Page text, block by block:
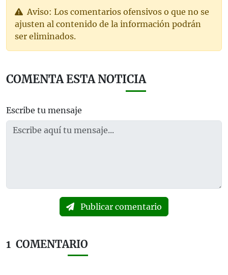
Aviso: Los comentarios ofensivos o que no se
ajusten al contenido de la información podrán
ser eliminados.
COMENTA ESTA NOTICIA
Escribe tu mensaje
Publicar comentario
1 COMENTARIO